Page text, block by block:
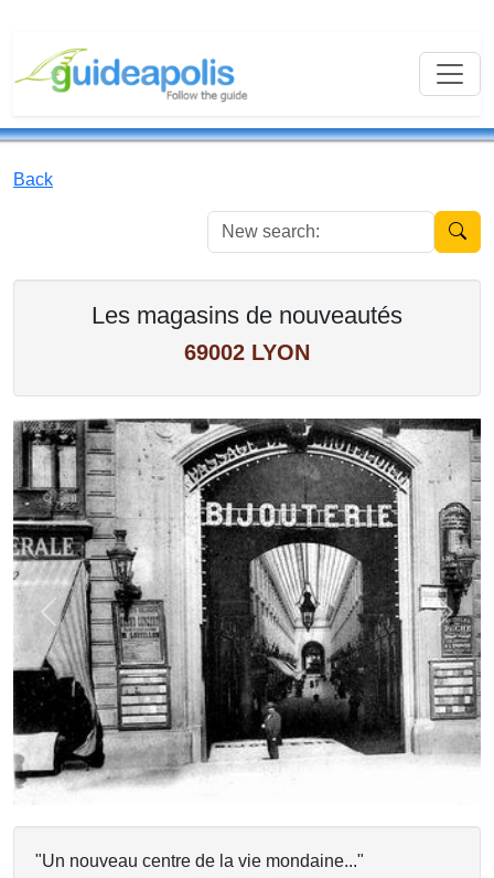
Back
New
Les magasins de nouveautés
69002 LYON
Previous Next
"Un nouveau centre de la vie mondaine..."